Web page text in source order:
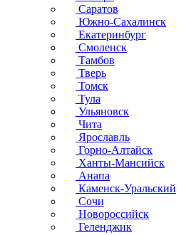
Саратов
Южно-Сахалинск
Екатеринбург
Смоленск
Тамбов
Тверь
Томск
Тула
Ульяновск
Чита
Ярославль
Горно-Алтайск
Ханты-Мансийск
Анапа
Каменск-Уральский
Сочи
Новороссийск
Геленджик